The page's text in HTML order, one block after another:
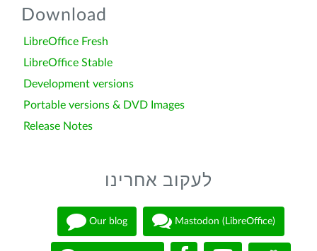
Download
LibreOffice Fresh
LibreOffice Stable
Development versions
Portable versions & DVD Images
Release Notes
לעקוב אחרינו
Our blog Mastodon (LibreOffice)